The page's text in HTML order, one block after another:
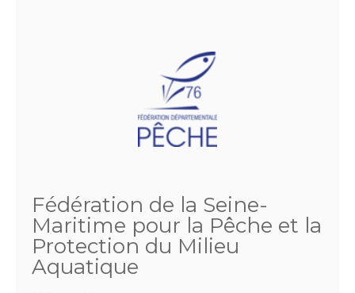
Fédération de la Seine-
Maritime pour la Pêche et la
Protection du Milieu
Aquatique